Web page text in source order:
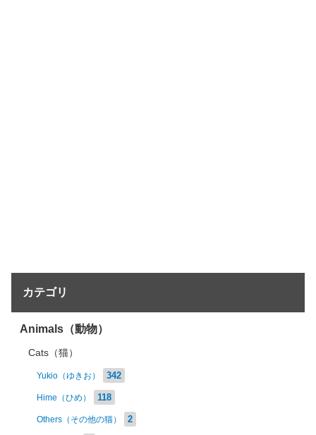
カテゴリ
Animals（動物）
Cats（猫）
Yukio（ゆきお） 342
Hime（ひめ） 118
Others（その他の猫） 2